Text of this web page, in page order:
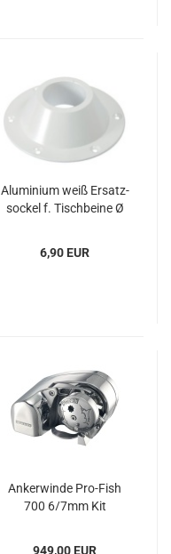
Alu­mi­ni­um weiß Er­satz­
so­ckel f. Tisch­bei­ne Ø
6,90 EUR
An­ker­win­de Pro-​Fish
700 6/7mm Kit
949,00 EUR